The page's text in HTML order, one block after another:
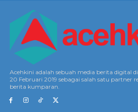
Acehkini adalah sebuah media berita digital
20 Februari 2019 sebagai salah satu partner
berita kumparan.